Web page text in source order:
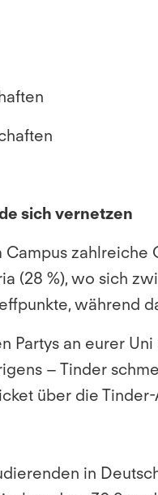
sich vernetzen
zahlreiche
(28 %), wo sich
während
Partys an eurer
– Tinder
über die
in